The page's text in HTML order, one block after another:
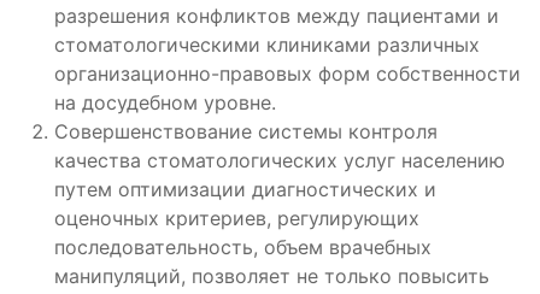
разрешения конфликтов между пациентами и
стоматологическими клиниками различных
организационно-правовых форм собственности
на досудебном уровне.
Совершенствование системы контроля
качества стоматологических услуг населению
путем оптимизации диагностических и
оценочных критериев, регулирующих
последовательность, объем врачебных
манипуляций, позволяет не только повысить